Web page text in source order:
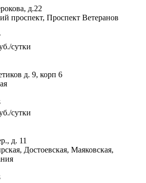
д.22
проспект, Проспект Ветеранов
сутки
д. 9, корп 6
сутки
д. 11
Достоевская, Маяковская,